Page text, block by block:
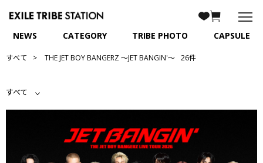
NEWS CATEGORY TRIBE PHOTO CAPSULE
すべて THE JET BOY BANGERZ 〜JET BANGIN'〜 26件
すべて